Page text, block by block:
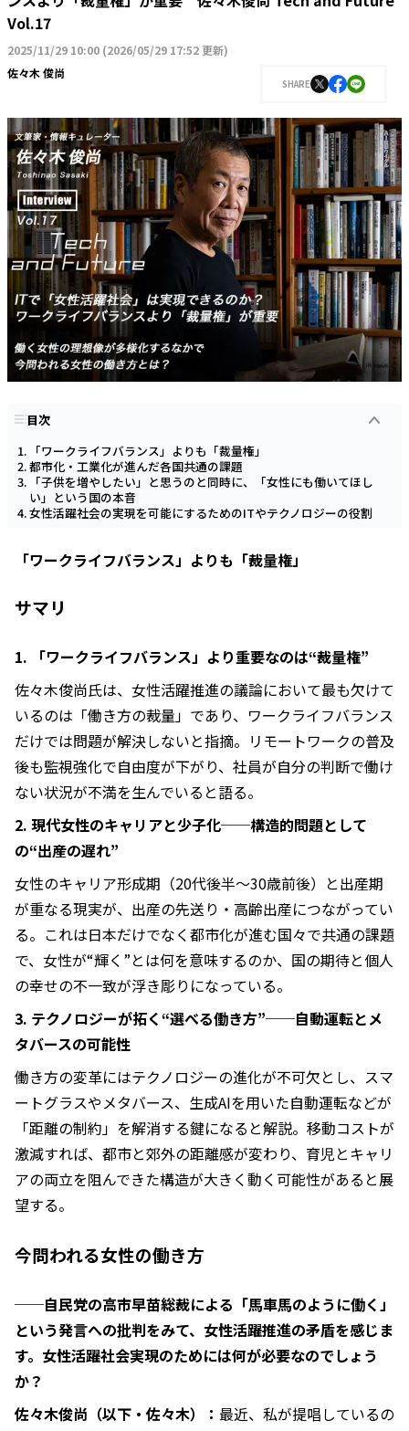
Vol.17
2025/11/29 10:00 (2026/05/29 17:52 更新)
佐々木 俊尚
SHARE
目次
「ワークライフバランス」よりも「裁量権」
都市化・工業化が進んだ各国共通の課題
「子供を増やしたい」と思うのと同時に、「女性にも働いてほし
い」という国の本音
女性活躍社会の実現を可能にするためのITやテクノロジーの役割
「ワークライフバランス」よりも「裁量権」
サマリ
1. 「ワークライフバランス」より重要なのは“裁量権”
佐々木俊尚氏は、女性活躍推進の議論において最も欠けて
いるのは「働き方の裁量」であり、ワークライフバランス
だけでは問題が解決しないと指摘。リモートワークの普及
後も監視強化で自由度が下がり、社員が自分の判断で働け
ない状況が不満を生んでいると語る。
2. 現代女性のキャリアと少子化──構造的問題として
の“出産の遅れ”
女性のキャリア形成期（20代後半〜30歳前後）と出産期
が重なる現実が、出産の先送り・高齢出産につながってい
る。これは日本だけでなく都市化が進む国々で共通の課題
で、女性が“輝く”とは何を意味するのか、国の期待と個人
の幸せの不一致が浮き彫りになっている。
3. テクノロジーが拓く“選べる働き方”──自動運転とメ
タバースの可能性
働き方の変革にはテクノロジーの進化が不可欠とし、スマ
ートグラスやメタバース、生成AIを用いた自動運転などが
「距離の制約」を解消する鍵になると解説。移動コストが
激減すれば、都市と郊外の距離感が変わり、育児とキャリ
アの両立を阻んできた構造が大きく動く可能性があると展
望する。
今問われる女性の働き方
──自民党の高市早苗総裁による「馬車馬のように働く」
という発言への批判をみて、女性活躍推進の矛盾を感じま
す。女性活躍社会実現のためには何が必要なのでしょう
か？
佐々木俊尚（以下・佐々木）： 最近、私が提唱しているの